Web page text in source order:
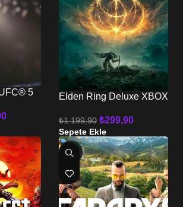
5
Elden Ring Deluxe XBOX
₺1.199,90 ₺299,90
Sepete Ekle
-76%